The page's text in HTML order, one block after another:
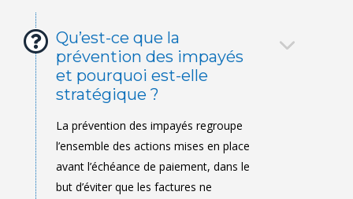
Qu’est-ce que la
prévention des impayés
et pourquoi est-elle
stratégique ?